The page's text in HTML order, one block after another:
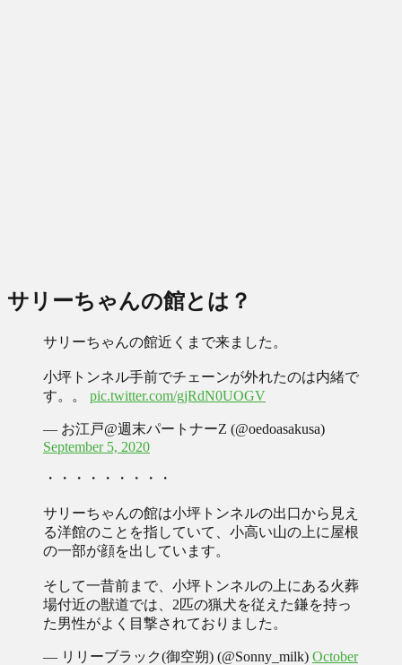
サリーちゃんの館とは？
サリーちゃんの館近くまで来ました。
小坪トンネル手前でチェーンが外れたのは内緒で
す。。 pic.twitter.com/gjRdN0UOGV
— お江戸@週末パートナーZ (@oedoasakusa)
September 5, 2020
・・・・・・・・・
サリーちゃんの館は小坪トンネルの出口から見え
る洋館のことを指していて、小高い山の上に屋根
の一部が顔を出しています。
そして一昔前まで、小坪トンネルの上にある火葬
場付近の獣道では、2匹の猟犬を従えた鎌を持っ
た男性がよく目撃されておりました。
— リリーブラック(御空朔) (@Sonny_milk) October